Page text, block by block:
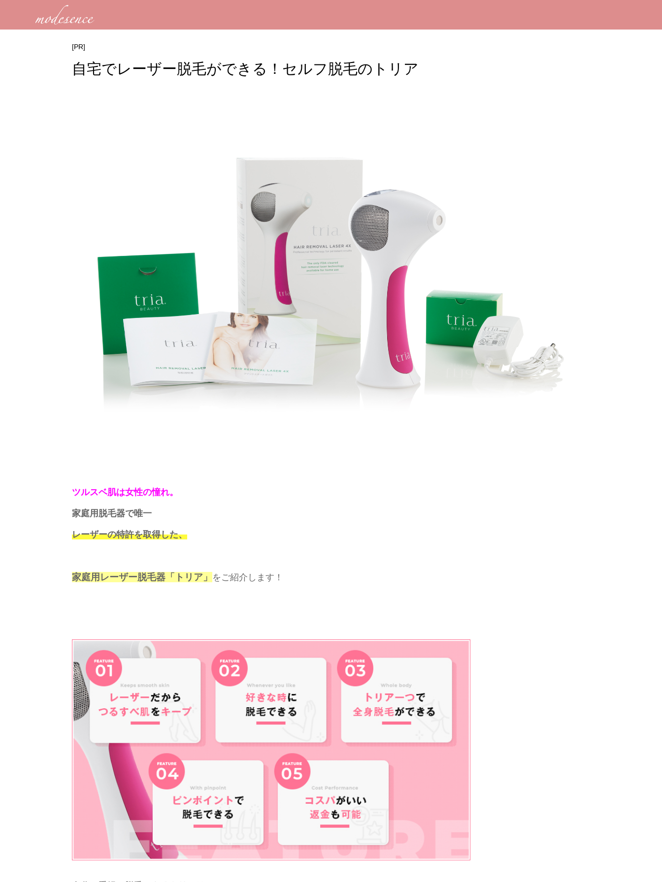
[PR]
自宅でレーザー脱毛ができる！セルフ脱毛のトリア
ツルスベ肌は女性の憧れ。
家庭用脱毛器で唯一
レーザーの特許を取得した、
家庭用レーザー脱毛器「トリア」 をご紹介します！